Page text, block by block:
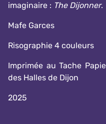
imaginaire : The Dijonner.
Mafe Garces
Risographie 4 couleurs
Imprimée au Tache
des Halles de Dijon
2025